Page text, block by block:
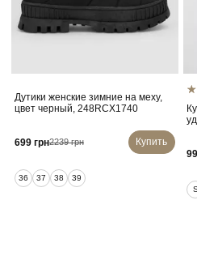
Дутики женские зимние на меху,
цвет черный, 248RCX1740
699 грн2239 грн Купить
36 37 38 39